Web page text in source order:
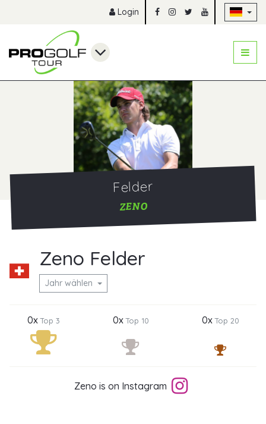
Login
Felder
ZENO
Zeno Felder
Jahr wählen
0xTop 3 0xTop 10 0xTop 20
Zeno is on Instagram